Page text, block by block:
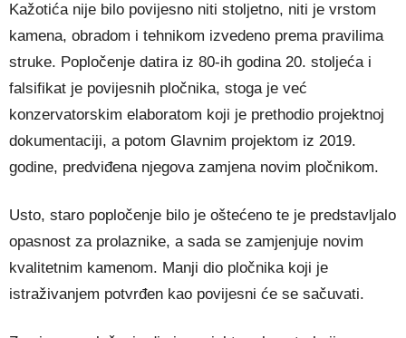
Kažotića nije bilo povijesno niti stoljetno, niti je vrstom
kamena, obradom i tehnikom izvedeno prema pravilima
struke. Popločenje datira iz 80-ih godina 20. stoljeća i
falsifikat je povijesnih pločnika, stoga je već
konzervatorskim elaboratom koji je prethodio projektnoj
dokumentaciji, a potom Glavnim projektom iz 2019.
godine, predviđena njegova zamjena novim pločnikom.
Usto, staro popločenje bilo je oštećeno te je predstavljalo
opasnost za prolaznike, a sada se zamjenjuje novim
kvalitetnim kamenom. Manji dio pločnika koji je
istraživanjem potvrđen kao povijesni će se sačuvati.